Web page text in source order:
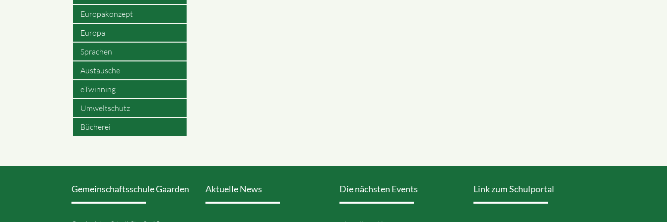
Europakonzept
Europa
Sprachen
Austausche
eTwinning
Umweltschutz
Bücherei
Gemeinschaftsschule Gaarden Aktuelle News Die nächsten Events Link zum Schulportal